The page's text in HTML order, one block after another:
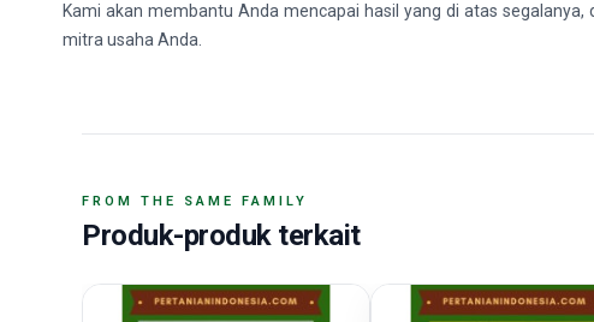
Kami akan membantu Anda mencapai hasil yang di atas
mitra usaha Anda.
FROM THE SAME FAMILY
Produk-produk terkait